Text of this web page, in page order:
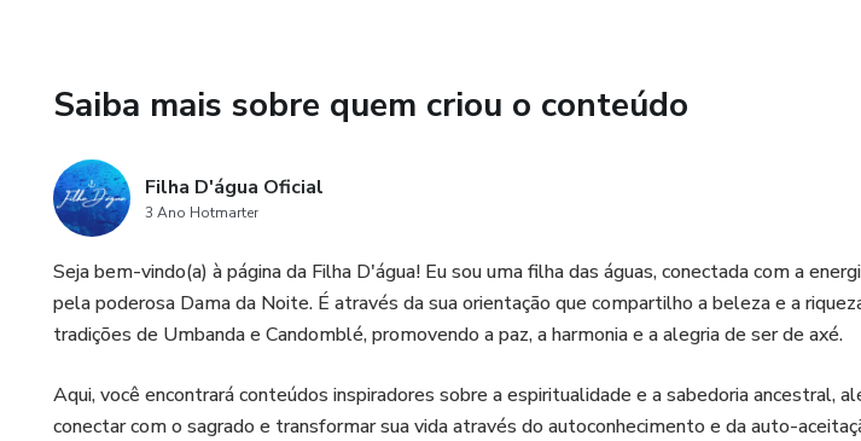
Saiba mais sobre quem criou o conteúdo
Filha D'água Oficial
3 Ano Hotmarter
Seja bem-vindo(a) à página da Filha D'água! Eu sou uma filha das águas, conectada com a
pela poderosa Dama da Noite. É através da sua orientação que compartilho a beleza e a
tradições de Umbanda e Candomblé, promovendo a paz, a harmonia e a alegria de ser de axé.
Aqui, você encontrará conteúdos inspiradores sobre a espiritualidade e a sabedoria ancestral,
conectar com o sagrado e transformar sua vida através do autoconhecimento e da auto-